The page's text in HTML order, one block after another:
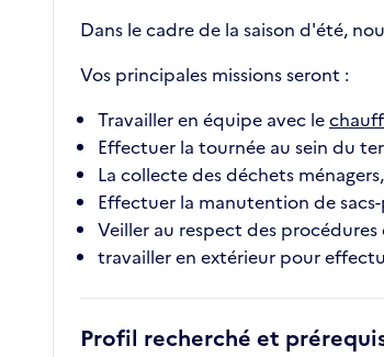
Dans le cadre de la saison d'été,
Vos principales missions seront :
Travailler en équipe avec le
Effectuer la tournée au sein du
La collecte des déchets ménagers,
Effectuer la manutention de
Veiller au respect des
travailler en extérieur pour
Profil recherché et